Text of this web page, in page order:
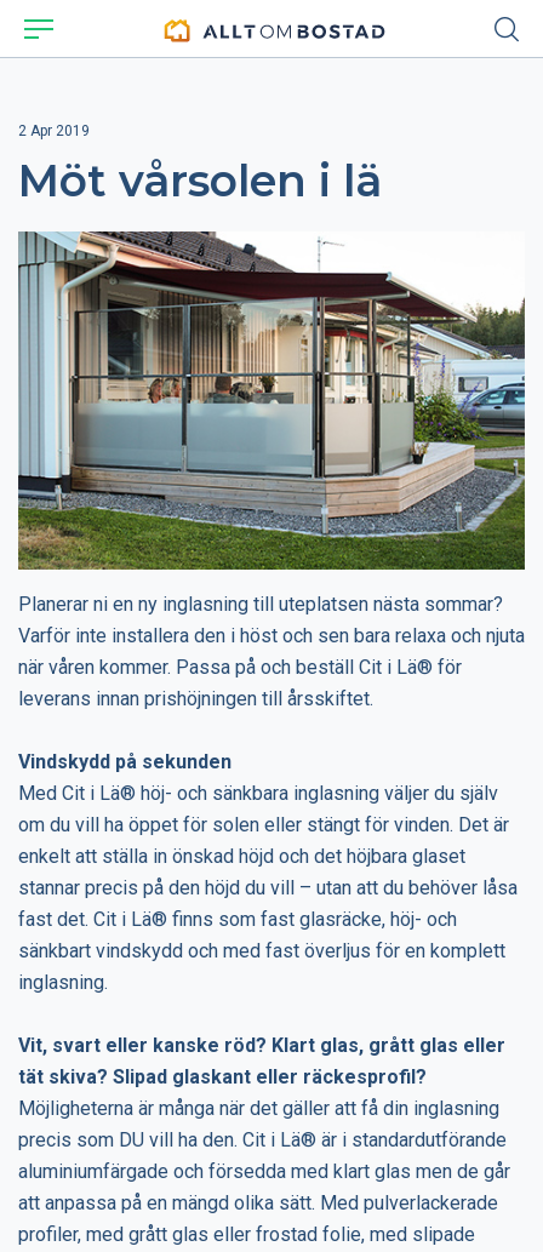
2 Apr 2019
Möt vårsolen i lä
Planerar ni en ny inglasning till uteplatsen nästa sommar?
Varför inte installera den i höst och sen bara relaxa och njuta
när våren kommer. Passa på och beställ Cit i Lä® för
leverans innan prishöjningen till årsskiftet.
Vindskydd på sekunden
Med Cit i Lä® höj- och sänkbara inglasning väljer du själv
om du vill ha öppet för solen eller stängt för vinden. Det är
enkelt att ställa in önskad höjd och det höjbara glaset
stannar precis på den höjd du vill – utan att du behöver låsa
fast det. Cit i Lä® finns som fast glasräcke, höj- och
sänkbart vindskydd och med fast överljus för en komplett
inglasning.
Vit, svart eller kanske röd? Klart glas, grått glas eller
tät skiva? Slipad glaskant eller räckesprofil?
Möjligheterna är många när det gäller att få din inglasning
precis som DU vill ha den. Cit i Lä® är i standardutförande
aluminiumfärgade och försedda med klart glas men de går
att anpassa på en mängd olika sätt. Med pulverlackerade
profiler, med grått glas eller frostad folie, med slipade